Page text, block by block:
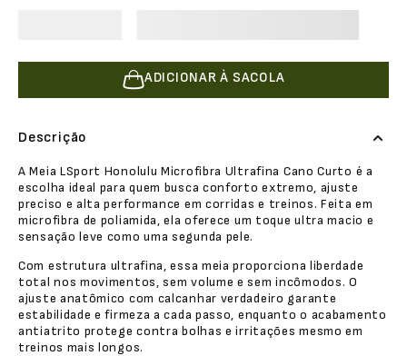
ADICIONAR À SACOLA
Descrição
A Meia LSport Honolulu Microfibra Ultrafina Cano Curto é a
escolha ideal para quem busca conforto extremo, ajuste
preciso e alta performance em corridas e treinos. Feita em
microfibra de poliamida, ela oferece um toque ultra macio e
sensação leve como uma segunda pele.
Com estrutura ultrafina, essa meia proporciona liberdade
total nos movimentos, sem volume e sem incômodos. O
ajuste anatômico com calcanhar verdadeiro garante
estabilidade e firmeza a cada passo, enquanto o acabamento
antiatrito protege contra bolhas e irritações mesmo em
treinos mais longos.